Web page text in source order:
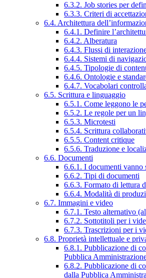
6.3.2. Job stories per
6.3.3. Criteri di
6.4. Architettura
6.4.1. Definire
6.4.2. Alberatura
6.4.3. Flussi di
6.4.4. Sistemi di
6.4.5. Tipologie di
6.4.6. Ontologie e
6.4.7. Vocabolari
6.5. Scrittura e linguaggio
6.5.1. Come leggono le
6.5.2. Le regole per un
6.5.3. Microtesti
6.5.4. Scrittura
6.5.5. Content critique
6.5.6. Traduzione e
6.6. Documenti
6.6.1. I documenti vanno
6.6.2. Tipi di documenti
6.6.3. Formato di lettura
6.6.4. Modalità di
6.7. Immagini e video
6.7.1. Testo alternativo
6.7.2. Sottotitoli per i
6.7.3. Trascrizioni per i
6.8. Proprietà intellettuale e
6.8.1. Pubblicazione di
Pubblica
6.8.2. Pubblicazione di
dalla Pubblica